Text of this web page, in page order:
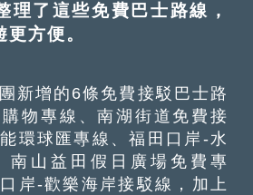
理了這些免費巴士路線，
方便。
增的6條免費接駁巴士路
物專線、南湖街道免費接
環球匯專線、福田口岸-水
南山益田假日廣場免費專
岸-歡樂海岸接駁線，加上